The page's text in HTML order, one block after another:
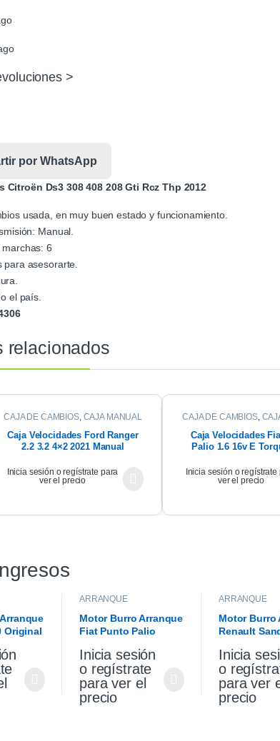
>
por WhatsApp
Citroën Ds3 308 408 208 Gti Rcz Thp 2012
usada, en muy buen estado y funcionamiento.
: Manual.
: 6
para asesorarte.
el país.
relacionados
CAJA DE CAMBIOS, CAJA MANUAL
Caja Velocidades Ford Ranger
2.2 3.2 4×2 2021 Manual
Inicia sesión o regístrate para
ver el precio
CAJA DE CAMBIOS,
Caja Velocidades
Palio 1.6 16v E
Inicia sesión o regístrate
ver el precio
Original
ARRANQUE
Motor Burro Arranque
Fiat Punto Palio
Inicia sesión
o regístrate
para ver el
precio
ARRANQUE
Motor Burro
Renault
Original
Inicia
o
para ver
precio